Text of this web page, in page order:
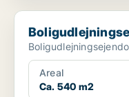
Boligudlejningsejendom i
Areal
Ca. 540 m2